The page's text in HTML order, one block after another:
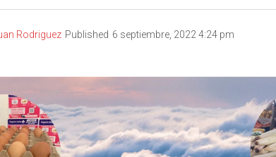
Rodriguez Published 6 septiembre, 2022 4:24 pm